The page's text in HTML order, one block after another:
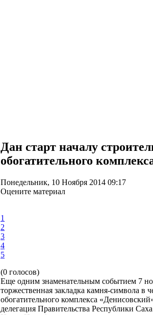
Дан старт началу
обогатительного
Понедельник, 10 Ноября 2014 09:17
Оцените материал
1
2
3
4
5
(0 голосов)
Еще одним знаменательным событием 7
торжественная закладка камня-символа в
обогатительного комплекса
делегация Правительства Республики